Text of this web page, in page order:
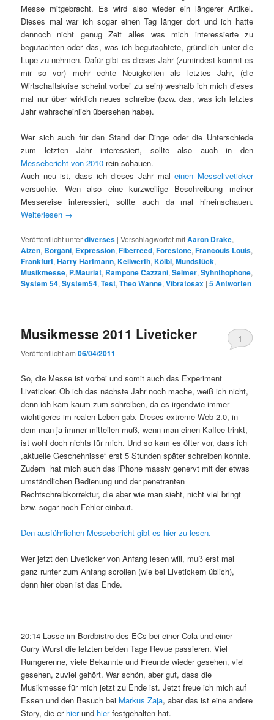
Messe mitgebracht. Es wird also wieder ein längerer Artikel.
Dieses mal war ich sogar einen Tag länger dort und ich hatte
dennoch nicht genug Zeit alles was mich interessierte zu
begutachten oder das, was ich begutachtete, gründlich unter die
Lupe zu nehmen. Dafür gibt es dieses Jahr (zumindest kommt es
mir so vor) mehr echte Neuigkeiten als letztes Jahr, (die
Wirtschaftskrise scheint vorbei zu sein) weshalb ich mich dieses
mal nur über wirklich neues schreibe (bzw. das, was ich letztes
Jahr wahrscheinlich übersehen habe).
Wer sich auch für den Stand der Dinge oder die Unterschiede
zum letzten Jahr interessiert, sollte also auch in den
Messebericht von 2010 rein schauen.
Auch neu ist, dass ich dieses Jahr maleinen Messeliveticker
versuchte. Wen also eine kurzweilige Beschreibung meiner
Messereise interessiert, sollte auch da mal hineinschauen.
Weiterlesen →
Veröffentlicht unterdiverses |Verschlagwortet mitAaron Drake,
Aizen, Borgani, Expression,Fiberreed,Forestone,Francouis Louis,
Frankfurt,Harry Hartmann,Keilwerth,Kölbl,Mundstück,
Musikmesse, P.Mauriat, Rampone Cazzani,Selmer,Syhnthophone,
System 54,System54,Test,Theo Wanne,Vibratosax |5Antworten
Musikmesse 2011 Liveticker
Veröffentlicht am06/04/2011
1
So, die Messe ist vorbei und somit auch das Experiment
Liveticker. Ob ich das nächste Jahr noch mache, weiß ich nicht,
denn ich kam kaum zum schreiben, da es irgendwie immer
wichtigeres im realen Leben gab. Dieses extreme Web 2.0, in
dem man ja immer mitteilen muß, wenn man einen Kaffee trinkt,
ist wohl doch nichts für mich. Und so kam es öfter vor, dass ich
„aktuelle Geschehnisse“ erst 5 Stunden später schreiben konnte.
Zudem hat mich auch das iPhone massiv genervt mit der etwas
umständlichen Bedienung und der penetranten
Rechtschreibkorrektur, die aber wie man sieht, nicht viel bringt
bzw. sogar noch Fehler einbaut.
Den ausführlichen Messebericht gibt es hier zu lesen.
Wer jetzt den Liveticker von Anfang lesen will, muß erst mal
ganz runter zum Anfang scrollen (wie bei Livetickern üblich),
denn hier oben ist das Ende.
20:14 Lasse im Bordbistro des ECs bei einer Cola und einer
Curry Wurst die letzten beiden Tage Revue passieren. Viel
Rumgerenne, viele Bekannte und Freunde wieder gesehen, viel
gesehen, zuviel gehört. War schön, aber gut, dass die
Musikmesse für mich jetzt zu Ende ist. Jetzt freue ich mich auf
Essen und den Besuch bei Markus Zaja, aber das ist eine andere
Story, die er hierund hierfestgehalten hat.